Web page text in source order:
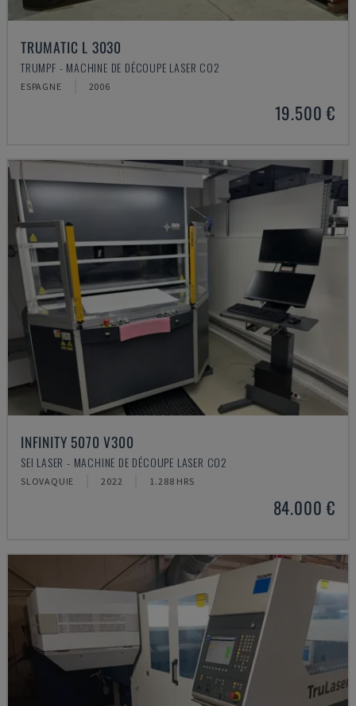
TRUMATIC L 3030
TRUMPF - MACHINE DE DÉCOUPE LASER CO2
ESPAGNE 2006
19.500 €
INFINITY 5070 V300
SEI LASER - MACHINE DE DÉCOUPE LASER CO2
SLOVAQUIE 2022 1.288 HRS
84.000 €